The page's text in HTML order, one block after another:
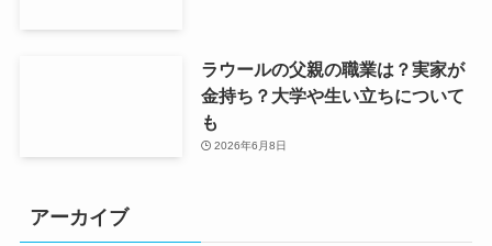
ラウールの父親の職業は？実家が
金持ち？大学や生い立ちについて
も
2026年6月8日
アーカイブ